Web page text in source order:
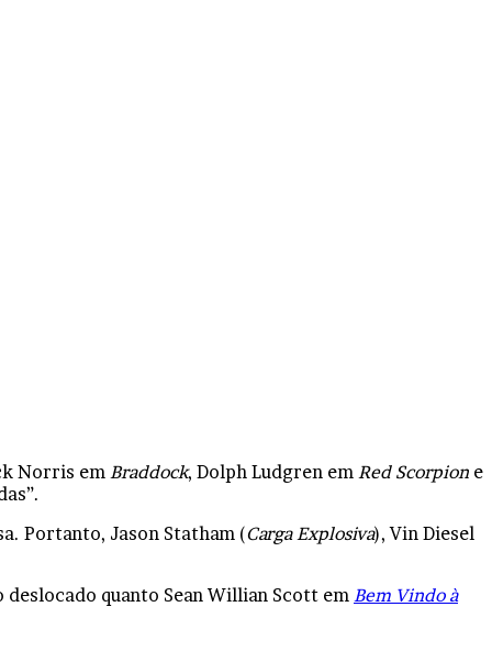
Norris em Braddock, Dolph Ludgren em Red Scorpion e
Portanto, Jason Statham (Carga Explosiva), Vin Diesel
quanto Sean Willian Scott em Bem Vindo à